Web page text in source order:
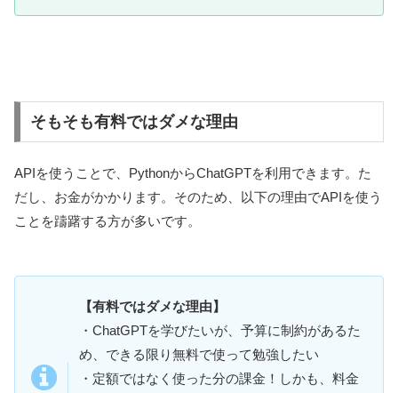
そもそも有料ではダメな理由
APIを使うことで、PythonからChatGPTを利用できます。た
だし、お金がかかります。そのため、以下の理由でAPIを使う
ことを躊躇する方が多いです。
【有料ではダメな理由】
・ChatGPTを学びたいが、予算に制約があるた
め、できる限り無料で使って勉強したい
・定額ではなく使った分の課金！しかも、料金